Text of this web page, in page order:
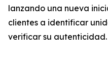
lanzando una nueva
clientes a identificar
verificar su autenticidad.